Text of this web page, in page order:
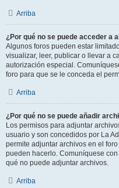
Arriba
¿Por qué no se puede acceder a
Algunos foros pueden estar
visualizar, leer, publicar o llevar a
autorización especial.
foro para que se le conceda el
Arriba
¿Por qué no se puede añadir
Los permisos para adjuntar
usuario y son concedidos por La
permite adjuntar archivos en el
pueden hacerlo. Comuníquese
qué no puede adjuntar archivos.
Arriba